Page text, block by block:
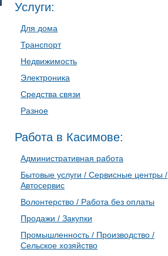
Услуги:
Для дома
Транспорт
Недвижимость
Электроника
Средства связи
Разное
Работа в Касимове:
Административная работа
Бытовые услуги / Сервисные центры /
Автосервис
Волонтерство / Работа без оплаты
Продажи / Закупки
Промышленность / Производство /
Сельское хозяйство